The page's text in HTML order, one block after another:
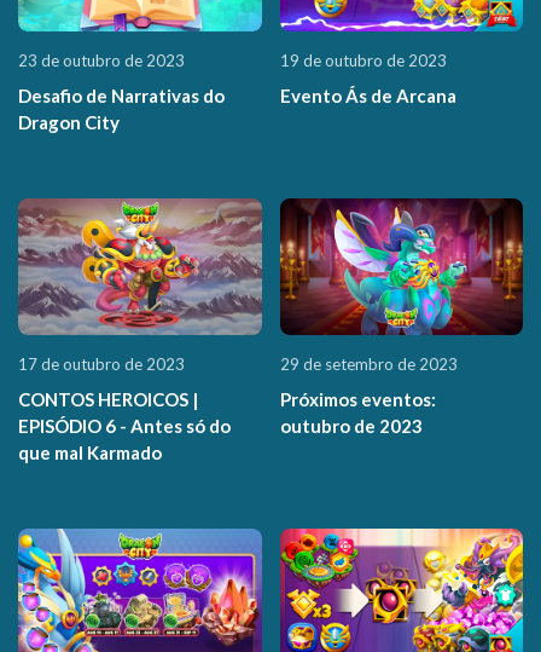
23 de outubro de 2023
Desafio de Narrativas do
Dragon City
19 de outubro de 2023
Evento Ás de Arcana
17 de outubro de 2023
CONTOS HEROICOS |
EPISÓDIO 6 - Antes só do
que mal Karmado
29 de setembro de 2023
Próximos eventos:
outubro de 2023